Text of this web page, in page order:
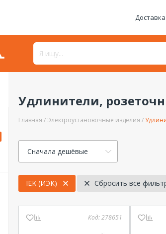
Доставка
Удлинители,
Главная Электроустановочные изделия
Сначала дешёвые
IEK (ИЭК) Сбросить все
Код:278651